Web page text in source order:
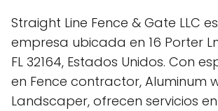
Straight Line Fence & Gate LLC
empresa ubicada en 16 Porter
FL 32164, Estados Unidos. Con
en Fence contractor, Aluminum
Landscaper, ofrecen servicios